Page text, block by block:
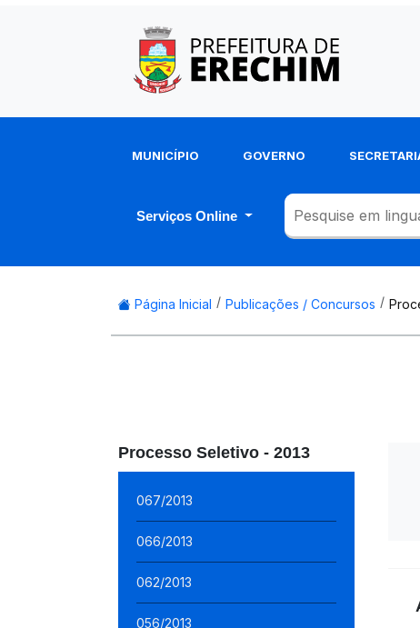
MUNICÍPIO GOVERNO
Serviços Online
Página Inicial Publicações / Concursos
Processo Seletivo - 2013
067/2013
066/2013
062/2013
056/2013